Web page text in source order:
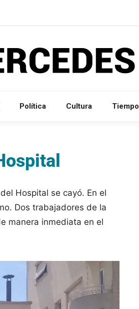
Política Cultura Tiempo
Hospital se cayó. En el
Dos trabajadores de la
manera inmediata en el